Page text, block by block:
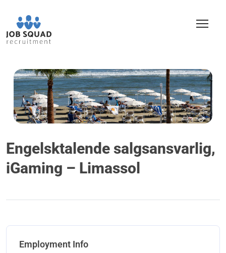
Engelsktalende salgsansvarlig,
iGaming – Limassol
Employment Info